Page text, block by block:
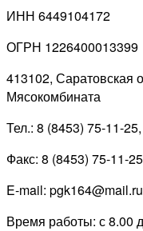
ИНН 6449104172
ОГРН 1226400013399
413102, Саратовская
Мясокомбината
Тел.: 8 (8453) 75-11-
Факс: 8 (8453) 75-11-
E-mail: pgk164@mail.ru
Время работы: с 8.00